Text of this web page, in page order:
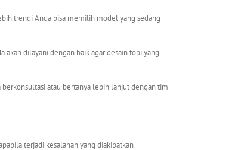
trendi Anda bisa memilih model yang sedang
akan dilayani dengan baik agar desain topi yang
atau bertanya lebih lanjut dengan tim
terjadi kesalahan yang diakibatkan